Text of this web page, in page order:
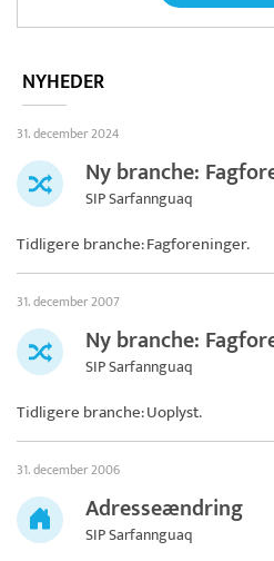
NYHEDER
31. december 2024
Ny branche:
SIP Sarfannguaq
Tidligere branche: Fagforeninger.
31. december 2007
Ny branche:
SIP Sarfannguaq
Tidligere branche: Uoplyst.
31. december 2006
Adresseændring
SIP Sarfannguaq